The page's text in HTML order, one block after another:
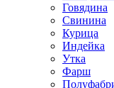
Говядина
Свинина
Курица
Индейка
Утка
Фарш